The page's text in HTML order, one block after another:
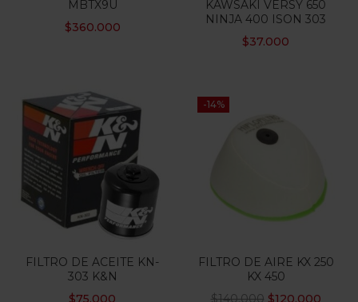
Categorias
MBTX9U
$360.000
KAWSAKI VERSY 650
NINJA 400 ISON 303
$37.000
FILTRO DE ACEITE KN-
303 K&N
$75.000
-14%
FILTRO DE AIRE KX 250
KX 450
$140.000 $120.000